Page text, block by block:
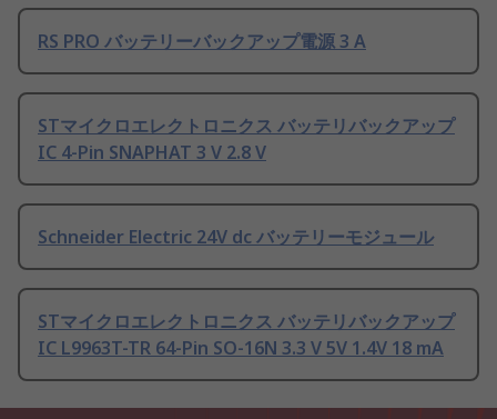
RS PRO バッテリーバックアップ電源 3 A
STマイクロエレクトロニクス バッテリバックアップ
IC 4-Pin SNAPHAT 3 V 2.8 V
Schneider Electric 24V dc バッテリーモジュール
STマイクロエレクトロニクス バッテリバックアップ
IC L9963T-TR 64-Pin SO-16N 3.3 V 5V 1.4V 18 mA